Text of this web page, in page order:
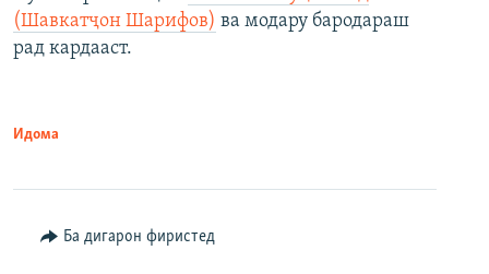
(Шавкатҷон Шарифов) ва модару бародараш
рад кардааст.
Идома
Ба дигарон фиристед